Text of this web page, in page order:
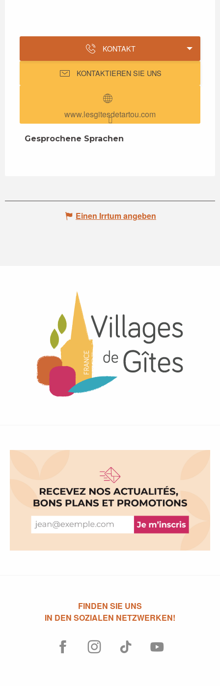
KONTAKT
KONTAKTIEREN SIE UNS
www.lesgitesdetartou.com
Gesprochene Sprachen
Gesprochene Sprachen
Einen Irrtum angeben
FINDEN SIE UNS
IN DEN SOZIALEN NETZWERKEN!